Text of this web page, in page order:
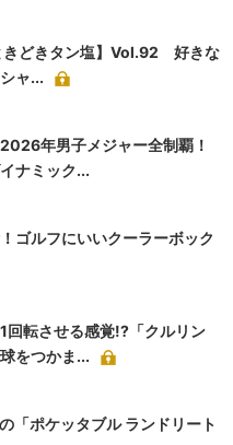
きどきタン塩】Vol.92 好きな
ャ...
年男子メジャー全制覇！
ナミック...
ゴルフにいいクーラーボック
回転させる感覚!?「クルリン
をつかま...
「ポケッタブル ランドリート